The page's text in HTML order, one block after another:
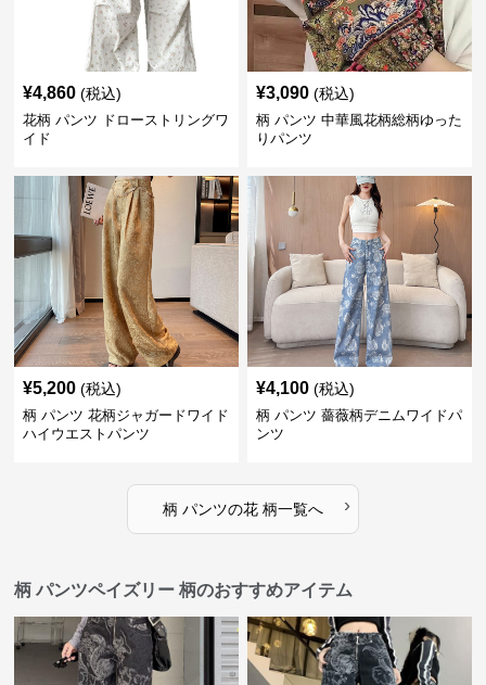
¥4,860 (税込)
花柄 パンツ ドローストリングワ
イド
¥3,090 (税込)
柄 パンツ 中華風花柄総柄ゆった
りパンツ
¥5,200 (税込)
柄 パンツ 花柄ジャガードワイド
ハイウエストパンツ
¥4,100 (税込)
柄 パンツ 薔薇柄デニムワイドパ
ンツ
柄 パンツの花 柄一覧へ ›
柄 パンツペイズリー 柄のおすすめアイテム